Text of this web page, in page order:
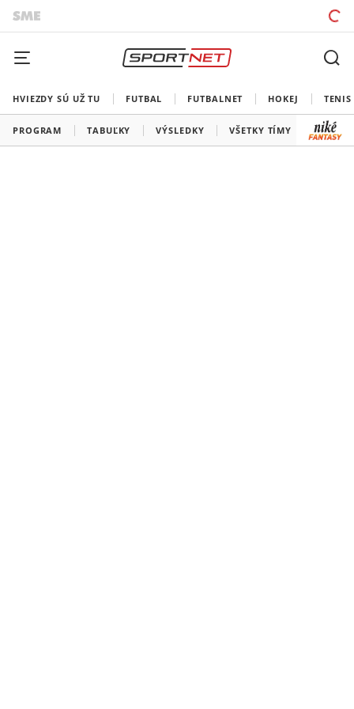
HVIEZDY SÚ UŽ TU FUTBAL FUTBALNET HOKEJ TENIS
PROGRAM TABUĽKY VÝSLEDKY VŠETKY TÍMY